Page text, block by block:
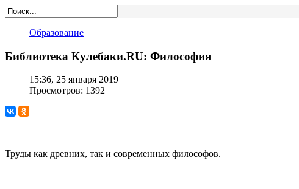
Образование
Библиотека Кулебаки.RU: Философия
15:36, 25 января 2019
Просмотров: 1392
Труды как древних, так и современных философов.